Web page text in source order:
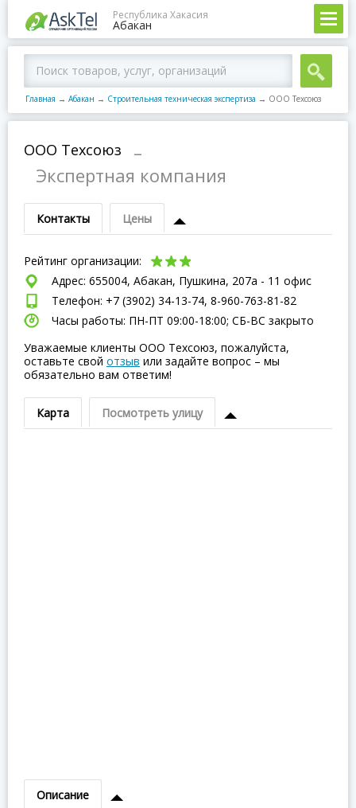
Республика Хакасия
Абакан
Главная → Абакан → Строительная техническая экспертиза → ООО Техсоюз
ООО Техсоюз
–
Экспертная компания
Контакты Цены
Рейтинг организации:
Адрес: 655004, Абакан, Пушкина, 207а - 11 офис
Телефон: +7 (3902) 34-13-74, 8-960-763-81-82
Часы работы: ПН-ПТ 09:00-18:00; СБ-ВC закрыто
Уважаемые клиенты ООО Техсоюз, пожалуйста,
оставьте свой отзыв или задайте вопрос – мы
обязательно вам ответим!
Карта Посмотреть улицу
Описание